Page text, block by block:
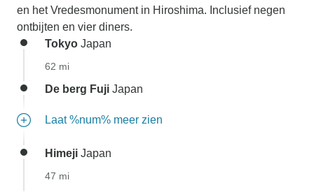
en het Vredesmonument in Hiroshima. Inclusief negen
ontbijten en vier diners.
Tokyo Japan
62 mi
De berg Fuji Japan
Laat %num% meer zien
Himeji Japan
47 mi